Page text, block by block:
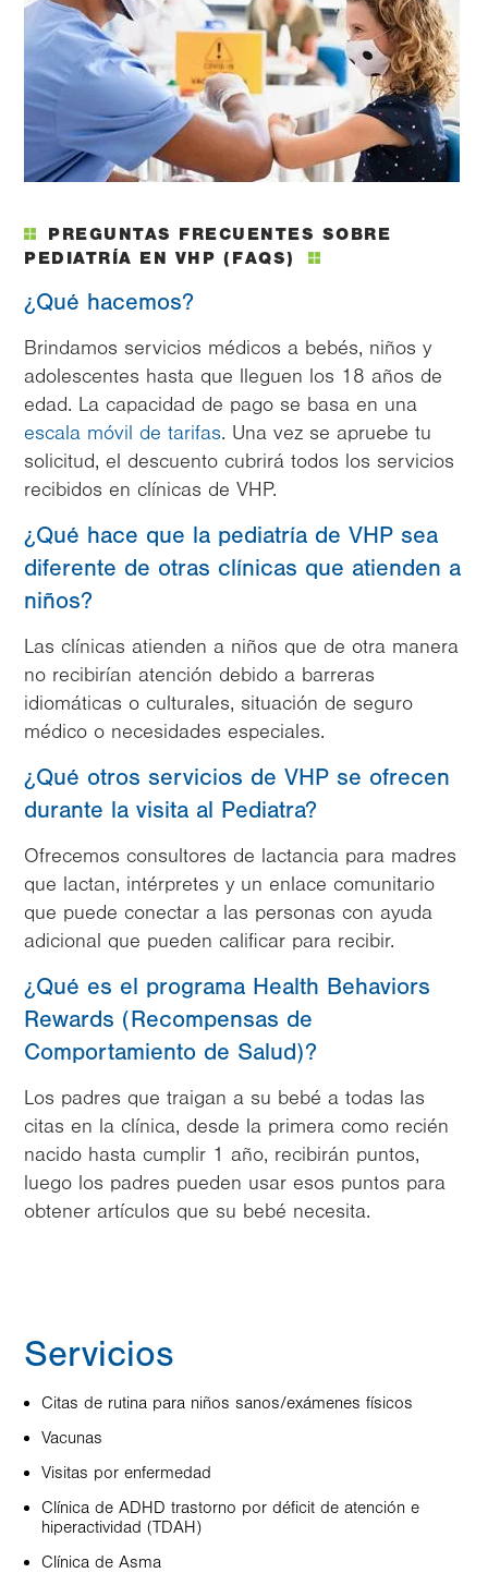
PREGUNTAS FRECUENTES SOBRE
PEDIATRÍA EN VHP (FAQS)
¿Qué hacemos?
Brindamos servicios médicos a bebés, niños y
adolescentes hasta que lleguen los 18 años de
edad. La capacidad de pago se basa en una
escala móvil de tarifas. Una vez se apruebe tu
solicitud, el descuento cubrirá todos los servicios
recibidos en clínicas de VHP.
¿Qué hace que la pediatría de VHP sea
diferente de otras clínicas que atienden a
niños?
Las clínicas atienden a niños que de otra manera
no recibirían atención debido a barreras
idiomáticas o culturales, situación de seguro
médico o necesidades especiales.
¿Qué otros servicios de VHP se ofrecen
durante la visita al Pediatra?
Ofrecemos consultores de lactancia para madres
que lactan, intérpretes y un enlace comunitario
que puede conectar a las personas con ayuda
adicional que pueden calificar para recibir.
¿Qué es el programa Health Behaviors
Rewards (Recompensas de
Comportamiento de Salud)?
Los padres que traigan a su bebé a todas las
citas en la clínica, desde la primera como recién
nacido hasta cumplir 1 año, recibirán puntos,
luego los padres pueden usar esos puntos para
obtener artículos que su bebé necesita.
Servicios
Citas de rutina para niños sanos/exámenes físicos
Vacunas
Visitas por enfermedad
Clínica de ADHD trastorno por déficit de atención e
hiperactividad (TDAH)
Clínica de Asma